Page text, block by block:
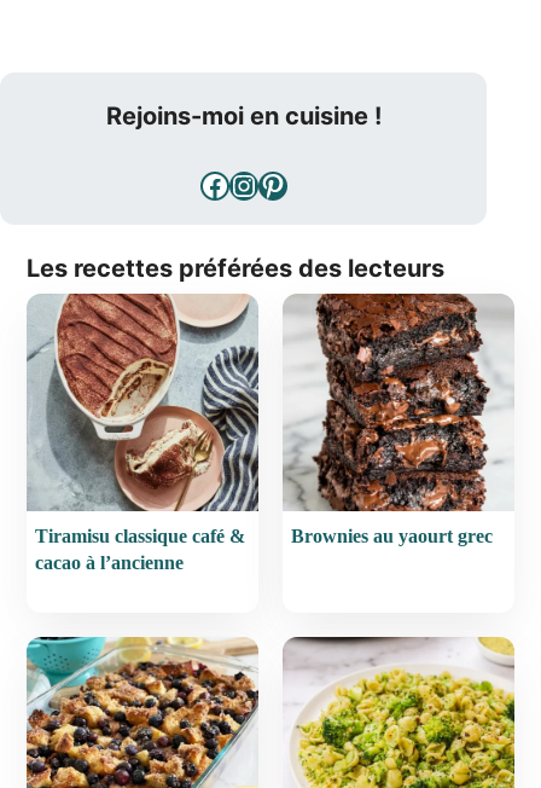
Rejoins-moi en cuisine !
Facebook
Instagram
Pinterest
Les recettes préférées des lecteurs
Tiramisu classique café &
cacao à l’ancienne
Brownies au yaourt grec